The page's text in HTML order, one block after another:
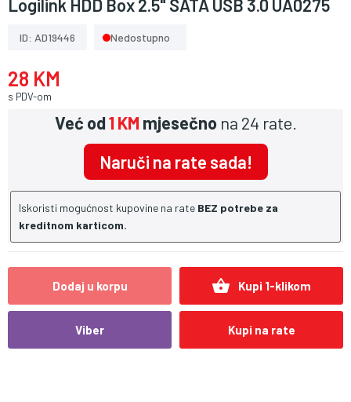
Logilink HDD Box 2.5" SATA USB 3.0 UA0275
ID: AD19446 Nedostupno
28 KM
s PDV-om
Već od1 KM mjesečno na 24 rate.
Naruči na rate sada!
Iskoristi mogućnost kupovine na rate BEZ potrebe za
kreditnom karticom.
Dodaj u korpu shopping_basket Kupi 1-klikom
Viber Kupi na rate